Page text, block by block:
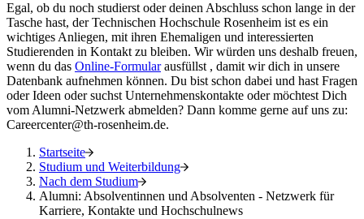
Egal, ob du noch studierst oder deinen Abschluss schon lange in der
Tasche hast, der Technischen Hochschule Rosenheim ist es ein
wichtiges Anliegen, mit ihren Ehemaligen und interessierten
Studierenden in Kontakt zu bleiben. Wir würden uns deshalb freuen,
wenn du das Online-Formularausfüllst , damit wir dich in unsere
Datenbank aufnehmen können. Du bist schon dabei und hast Fragen
oder Ideen oder suchst Unternehmenskontakte oder möchtest Dich
vom Alumni-Netzwerk abmelden? Dann komme gerne auf uns zu:
Careercenter@th-rosenheim.de.
Startseite
Studium und Weiterbildung
Nach dem Studium
Alumni: Absolventinnen und Absolventen - Netzwerk für
Karriere, Kontakte und Hochschulnews